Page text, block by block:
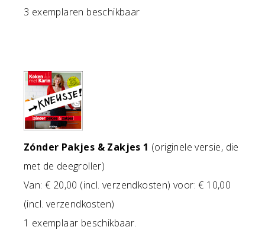
3 exemplaren beschikbaar
Zónder Pakjes & Zakjes 1 (originele versie, die
met de deegroller)
Van: € 20,00 (incl. verzendkosten) voor: € 10,00
(incl. verzendkosten)
1 exemplaar beschikbaar.